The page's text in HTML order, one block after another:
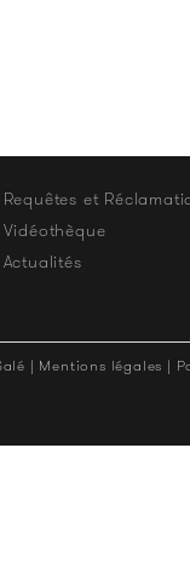
Requêtes et
Vidéothèque
Actualités
| Mentions légales |